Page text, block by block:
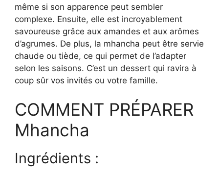
même si son apparence peut sembler
complexe. Ensuite, elle est incroyablement
savoureuse grâce aux amandes et aux arômes
d’agrumes. De plus, la mhancha peut être servie
chaude ou tiède, ce qui permet de l’adapter
selon les saisons. C’est un dessert qui ravira à
coup sûr vos invités ou votre famille.
COMMENT PRÉPARER
Mhancha
Ingrédients :